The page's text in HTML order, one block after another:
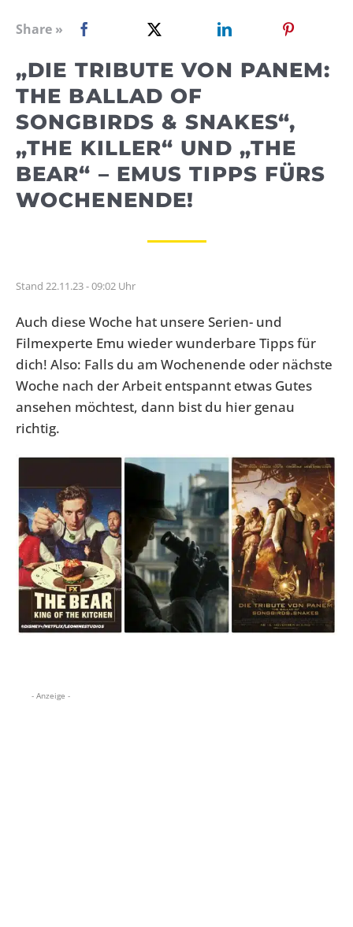
WEBRADIO
Share »
„DIE TRIBUTE VON PANEM:
THE BALLAD OF
SONGBIRDS & SNAKES“,
„THE KILLER“ UND „THE
BEAR“ – EMUS TIPPS FÜRS
WOCHENENDE!
Stand 22.11.23 - 09:02 Uhr
Auch diese Woche hat unsere Serien- und
Filmexperte Emu wieder wunderbare Tipps für
dich! Also: Falls du am Wochenende oder nächste
Woche nach der Arbeit entspannt etwas Gutes
ansehen möchtest, dann bist du hier genau
richtig.
- Anzeige -